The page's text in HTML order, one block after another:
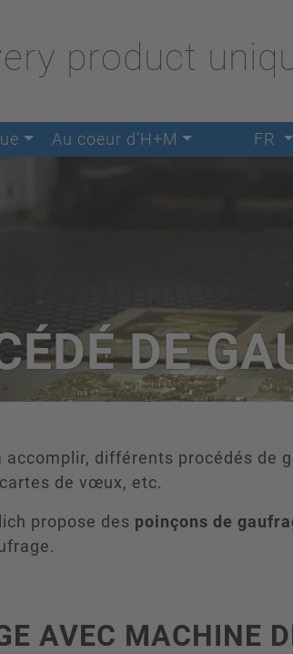
product
Au coeur d’H+M FR
DE
accomplir, différents procédés de
de vœux, etc.
propose des poinçons de
AVEC MACHINE